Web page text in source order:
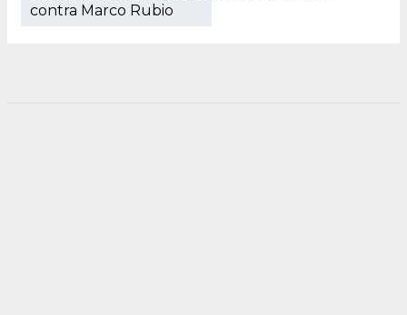
contra Marco Rubio